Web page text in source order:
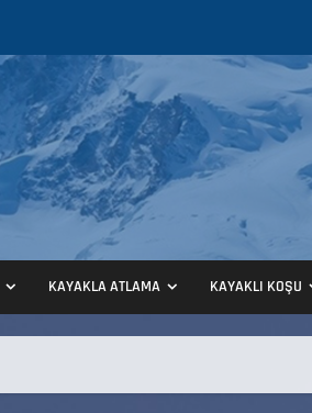
KAYAKLA ATLAMA KAYAKLI KOŞU